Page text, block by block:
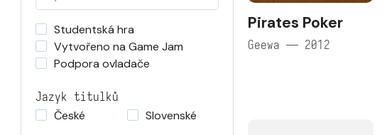
Studentská hra
Vytvořeno na Game Jam
Podpora ovladače
Jazyk titulků
České
Slovenské
Pirates Poker
Geewa — 2012